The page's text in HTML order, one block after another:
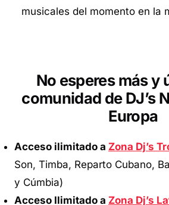
musicales del momento en la
No esperes más y
comunidad de DJ’s
Europa
Acceso ilimitado a Zona Dj’s
Son, Timba, Reparto Cubano,
y Cúmbia)
Acceso Ilimitado a Zona Dj’s